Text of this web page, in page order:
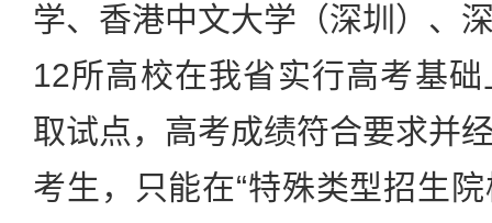
学、香港中文大学（深圳）、
12所高校在我省实行高考基
取试点，高考成绩符合要求并
考生，只能在“特殊类型招生院